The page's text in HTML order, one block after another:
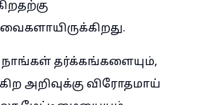
தர்க்கங்களையும்,
அறிவுக்கு விரோதமாய்